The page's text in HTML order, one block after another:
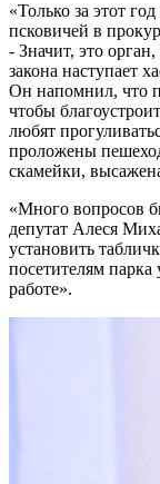
«Только за этот
псковичей в
- Значит, это
закона наступает
Он напомнил, что
чтобы
любят
проложены
скамейки,
«Много вопросов
депутат Алеся
установить
посетителям парка
работе».